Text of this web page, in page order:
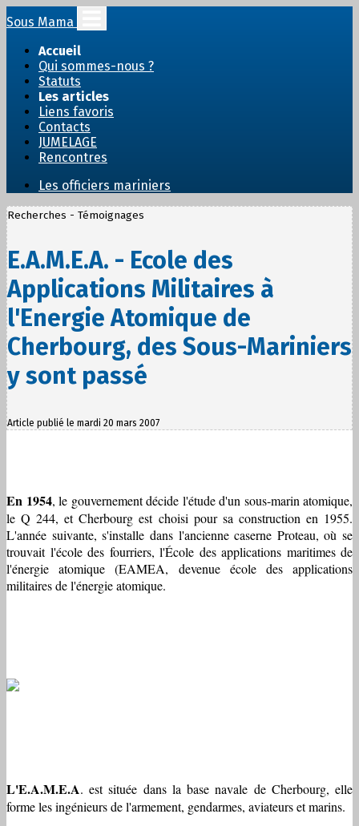
Sous Mama
Accueil
Qui sommes-nous ?
Statuts
Les articles
Liens favoris
Contacts
JUMELAGE
Rencontres
Les officiers mariniers
Recherches - Témoignages
E.A.M.E.A. - Ecole des
Applications Militaires à
l'Energie Atomique de
Cherbourg, des Sous-Mariniers
y sont passé
Article publié le mardi 20 mars 2007
En 1954, le gouvernement décide l'étude d'un sous-marin atomique,
le Q 244, et Cherbourg est choisi pour sa construction en 1955.
L'année suivante, s'installe dans l'ancienne caserne Proteau, où se
trouvait l'école des fourriers, l'École des applications maritimes de
l'énergie atomique (EAMEA, devenue école des applications
militaires de l'énergie atomique.
L'E.A.M.E.A. est située dans la base navale de Cherbourg, elle
forme les ingénieurs de l'armement, gendarmes, aviateurs et marins.